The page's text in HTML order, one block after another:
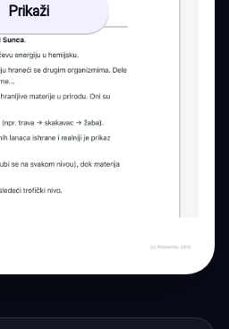
Prikaži